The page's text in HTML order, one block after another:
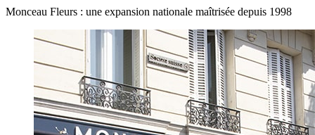
Monceau Fleurs : une expansion nationale maîtrisée depuis 1998